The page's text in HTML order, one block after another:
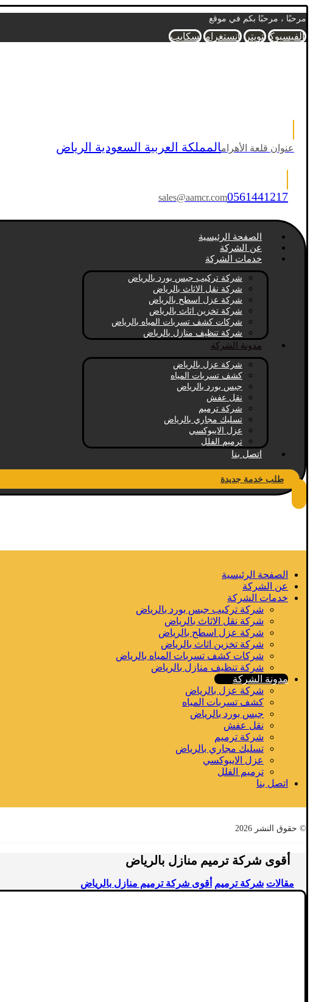
مرحبًا ، مرحبًا بكم في موقع
الفيسبوك تويتر انستغرام سكايب
عنوان قلعة الأهرامالمملكة العربية السعودية الرياض
sales@aamcr.com0561441217
الصفحة الرئيسية
عن الشركة
خدمات الشركة
شركة تركيب جبس بورد بالرياض
شركة نقل الاثاث بالرياض
شركة عزل اسطح بالرياض
شركة تخزين اثاث بالرياض
شركات كشف تسربات المياه بالرياض
شركة تنظيف منازل بالرياض
مدونة الشركة
شركة عزل بالرياض
كشف تسربات المياه
جبس بورد بالرياض
نقل عفش
شركة ترميم
تسليك مجاري بالرياض
عزل الايبوكسي
ترميم الفلل
اتصل بنا
طلب خدمة جديدة
الصفحة الرئيسية
عن الشركة
خدمات الشركة
شركة تركيب جبس بورد بالرياض
شركة نقل الاثاث بالرياض
شركة عزل اسطح بالرياض
شركة تخزين اثاث بالرياض
شركات كشف تسربات المياه بالرياض
شركة تنظيف منازل بالرياض
مدونة الشركة
شركة عزل بالرياض
كشف تسربات المياه
جبس بورد بالرياض
نقل عفش
شركة ترميم
تسليك مجاري بالرياض
عزل الايبوكسي
ترميم الفلل
اتصل بنا
© حقوق النشر 2026
أقوى شركة ترميم منازل بالرياض
مقالات شركة ترميم أقوى شركة ترميم منازل بالرياض